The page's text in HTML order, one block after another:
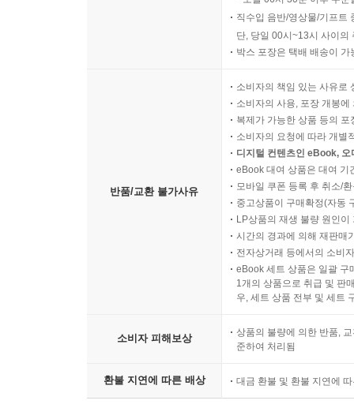
직수입 음반/영상물/기프트
단, 당일 00시~13시 사이의
박스 포장은 택배 배송이
반품/교환 불가사유
소비자의 책임 있는 사유로
소비자의 사용, 포장 개봉
복제가 가능한 상품 등의
소비자의 요청에 따라 개별
디지털 컨텐츠인 eBook,
eBook 대여 상품은 대여 기
모바일 쿠폰 등록 후 취소/
중고상품이 구매확정(자동
LP상품의 재생 불량 원인
시간의 경과에 의해 재판매
전자상거래 등에서의 소비
eBook 세트 상품은 일괄 구
1개의 상품으로 취급 및 판
우, 세트 상품 전부 및 세트
소비자 피해보상
상품의 불량에 의한 반품,
준하여 처리됨
환불 지연에 따른 배상 대금 환불 및 환불 지연에